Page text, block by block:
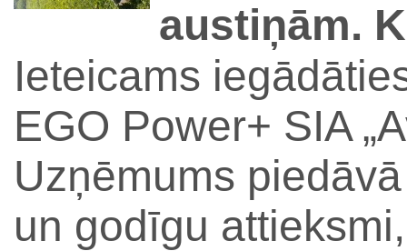
austiņām.
Ieteicams
EGO Power+ SIA
Uzņēmums
un godīgu